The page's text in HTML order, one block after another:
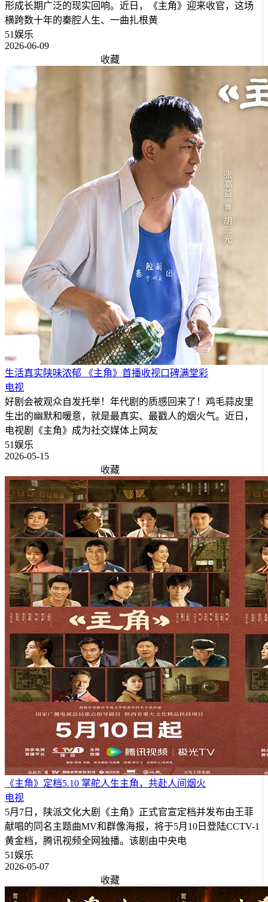
形成长期广泛的现实回响。近日，《主角》迎来收官，这场
横跨数十年的秦腔人生、一曲扎根黄
51娱乐
2026-06-09
收藏
生活真实陕味浓郁 《主角》首播收视口碑满堂彩
电视
好剧会被观众自发托举！年代剧的质感回来了！鸡毛蒜皮里
生出的幽默和暖意，就是最真实、最戳人的烟火气。近日，
电视剧《主角》成为社交媒体上网友
51娱乐
2026-05-15
收藏
《主角》定档5.10 掌舵人生主角，共赴人间烟火
电视
5月7日，陕派文化大剧《主角》正式官宣定档并发布由王菲
献唱的同名主题曲MV和群像海报，将于5月10日登陆CCTV-1
黄金档，腾讯视频全网独播。该剧由中央电
51娱乐
2026-05-07
收藏